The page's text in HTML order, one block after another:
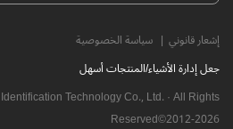
إشعار قانوني | سياسة الخصوصية
​جعل إدارة الأشياء/المنتجات أسهل
Technology Co., Ltd. · All Rights
Reserved©2012-2026